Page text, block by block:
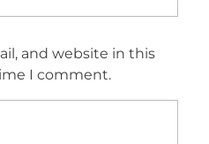
and website in this
I comment.